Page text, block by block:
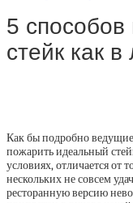
5 способов
стейк как
Как бы подробно
пожарить идеальный
условиях, отличается от
нескольких не совсем
ресторанную версию